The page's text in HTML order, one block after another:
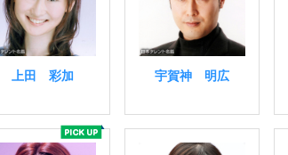
上田 彩加 宇賀神 明広